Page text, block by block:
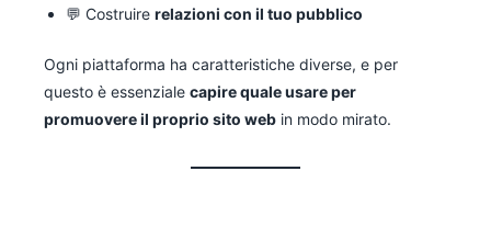
💬 Costruire relazioni con il tuo pubblico
Ogni piattaforma ha caratteristiche diverse, e per
questo è essenziale capire quale usare per
promuovere il proprio sito web in modo mirato.